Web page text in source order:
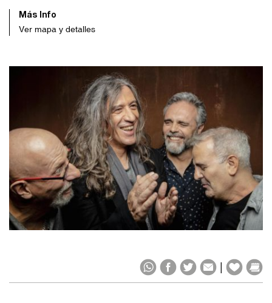
Más Info
Ver mapa y detalles
|